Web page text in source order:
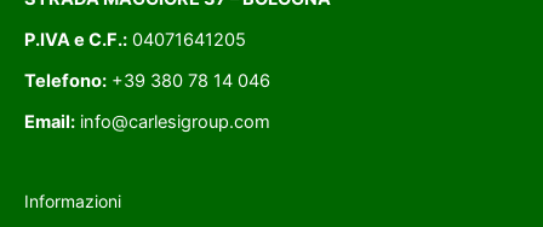
P.IVA e C.F.: 04071641205
Telefono: +39 380 78 14 046
Email: info@carlesigroup.com
Informazioni